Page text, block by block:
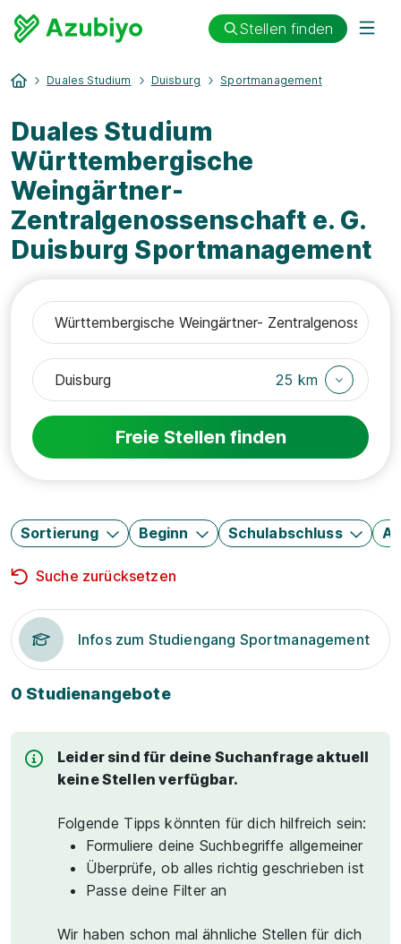
Stellen finden
Duales Studium Duisburg Sportmanagement
Duales Studium
Württembergische
Weingärtner-
Zentralgenossenschaft e. G.
Duisburg Sportmanagement
25 km
Freie Stellen finden
Sortierung Beginn Schulabschluss
Suche zurücksetzen
Infos zum Studiengang Sportmanagement
0 Studienangebote
Leider sind für deine Suchanfrage aktuell
keine Stellen verfügbar.
Folgende Tipps könnten für dich hilfreich sein:
Formuliere deine Suchbegriffe allgemeiner
Überprüfe, ob alles richtig geschrieben ist
Passe deine Filter an
Wir haben schon mal ähnliche Stellen für dich